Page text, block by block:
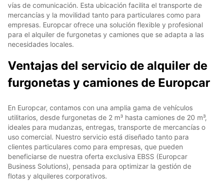
vías de comunicación. Esta ubicación facilita el transporte de
mercancías y la movilidad tanto para particulares como para
empresas. Europcar ofrece una solución flexible y profesional
para el alquiler de furgonetas y camiones que se adapta a las
necesidades locales.
Ventajas del servicio de alquiler de
furgonetas y camiones de Europcar
En Europcar, contamos con una amplia gama de vehículos
utilitarios, desde furgonetas de 2 m³ hasta camiones de 20 m³,
ideales para mudanzas, entregas, transporte de mercancías o
uso comercial. Nuestro servicio está diseñado tanto para
clientes particulares como para empresas, que pueden
beneficiarse de nuestra oferta exclusiva EBSS (Europcar
Business Solutions), pensada para optimizar la gestión de
flotas y alquileres corporativos.